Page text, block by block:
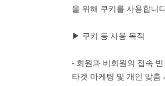
을 위해 쿠키를 사용합니
▶ 쿠키 등 사용 목적
- 회원과 비회원의 접속
타겟 마케팅 및 개인 맞춤